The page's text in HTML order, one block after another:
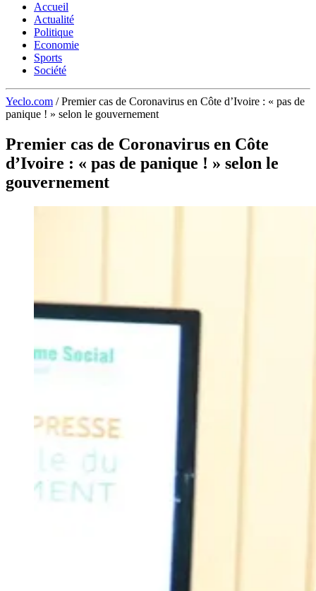
Accueil
Actualité
Politique
Economie
Sports
Société
Yeclo.com / Premier cas de Coronavirus en Côte d’Ivoire : « pas de
panique ! » selon le gouvernement
Premier cas de Coronavirus en Côte
d’Ivoire : « pas de panique ! » selon le
gouvernement